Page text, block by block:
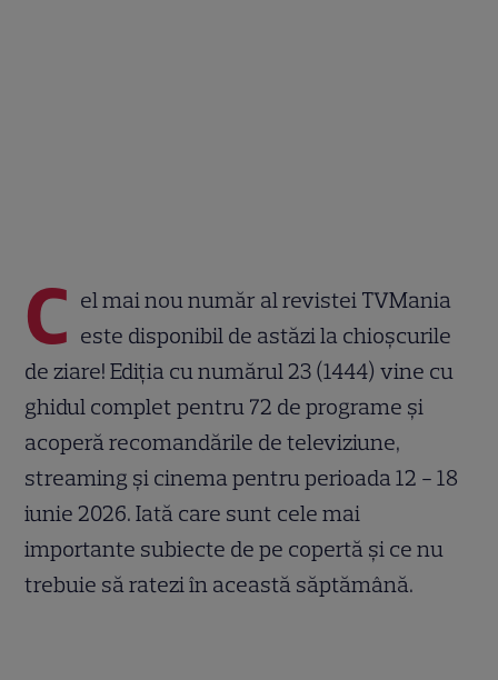
C el mai nou număr al revistei TVMania
este disponibil de astăzi la chioșcurile
de ziare! Ediția cu numărul 23 (1444) vine cu
ghidul complet pentru 72 de programe și
acoperă recomandările de televiziune,
streaming și cinema pentru perioada 12 - 18
iunie 2026. Iată care sunt cele mai
importante subiecte de pe copertă și ce nu
trebuie să ratezi în această săptămână.